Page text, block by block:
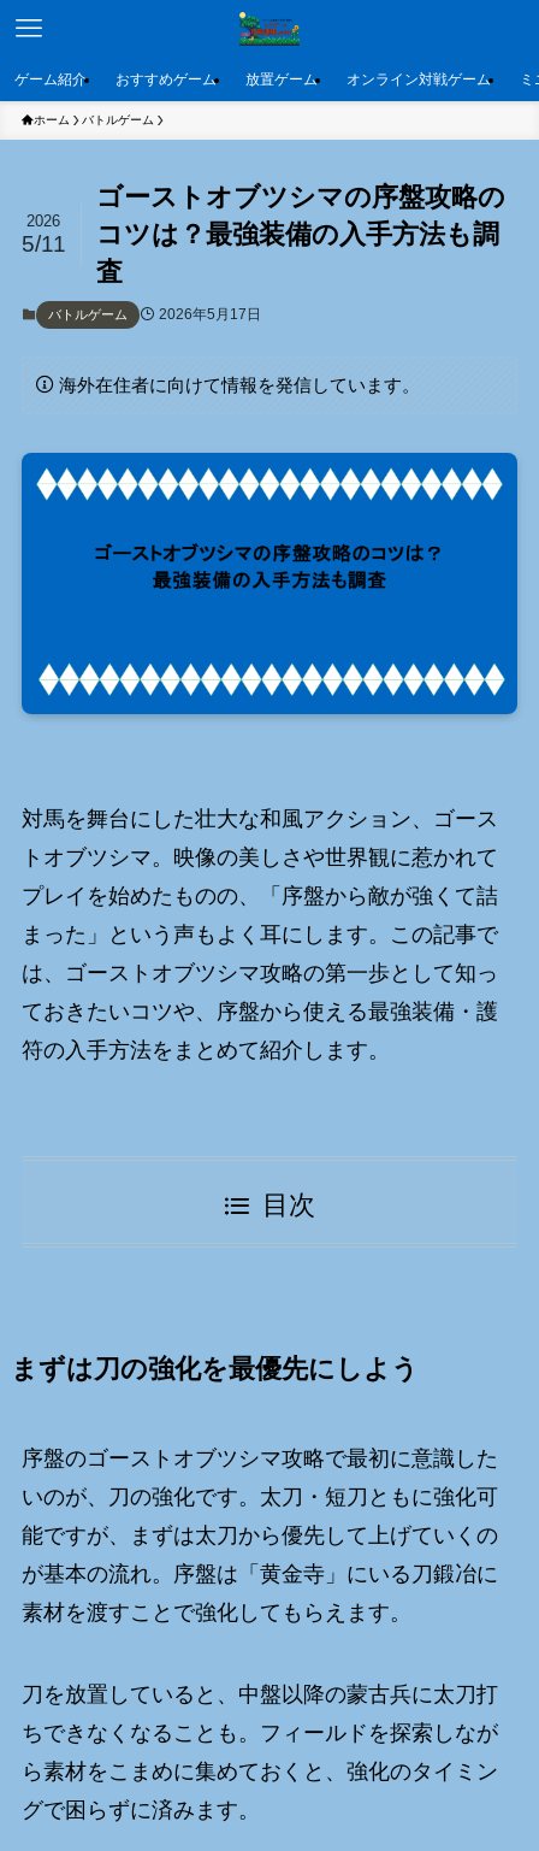
ゲーム紹介 おすすめゲーム 放置ゲーム オンライン対戦ゲーム
ホーム バトルゲーム
ゴーストオブツシマの序盤攻略の
コツは？最強装備の入手方法も調
査
2026
5/11
バトルゲーム 2026年5月17日
海外在住者に向けて情報を発信しています。
対馬を舞台にした壮大な和風アクション、ゴース
トオブツシマ。映像の美しさや世界観に惹かれて
プレイを始めたものの、「序盤から敵が強くて詰
まった」という声もよく耳にします。この記事で
は、ゴーストオブツシマ攻略の第一歩として知っ
ておきたいコツや、序盤から使える最強装備・護
符の入手方法をまとめて紹介します。
目次
まずは刀の強化を最優先にしよう
序盤のゴーストオブツシマ攻略で最初に意識した
いのが、刀の強化です。太刀・短刀ともに強化可
能ですが、まずは太刀から優先して上げていくの
が基本の流れ。序盤は「黄金寺」にいる刀鍛冶に
素材を渡すことで強化してもらえます。
刀を放置していると、中盤以降の蒙古兵に太刀打
ちできなくなることも。フィールドを探索しなが
ら素材をこまめに集めておくと、強化のタイミン
グで困らずに済みます。